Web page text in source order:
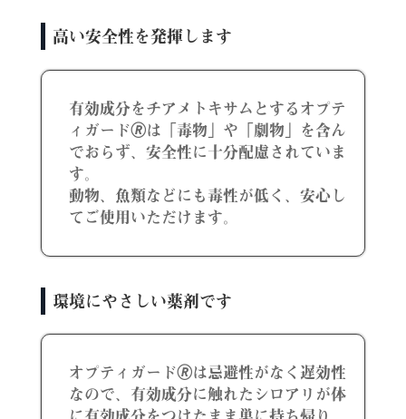
高い安全性を発揮します
有効成分をチアメトキサムとするオプテ
ィガード🄬は「毒物」や「劇物」を含ん
でおらず、安全性に十分配慮されていま
す。
動物、魚類などにも毒性が低く、安心し
てご使用いただけます。
環境にやさしい薬剤です
オプティガード🄬は忌避性がなく遅効性
なので、有効成分に触れたシロアリが体